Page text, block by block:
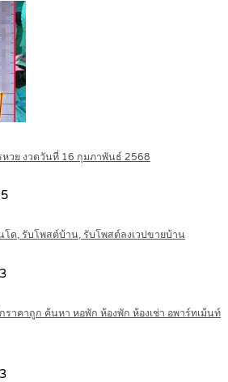
วย งวดวันที่ 16 กุมภาพันธ์ 2568
ด, รับโพสต์บ้าน, รับโพสต์ลงเวปขายบ้าน
ราคาถูก ค้นหา หอพัก ห้องพัก ห้องเช่า อพาร์ทเม้นท์